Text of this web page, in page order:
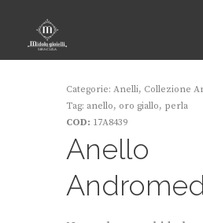
Categorie: Anelli, Collezione
Tag: anello, oro giallo, perla
COD: 17A8439
Anello